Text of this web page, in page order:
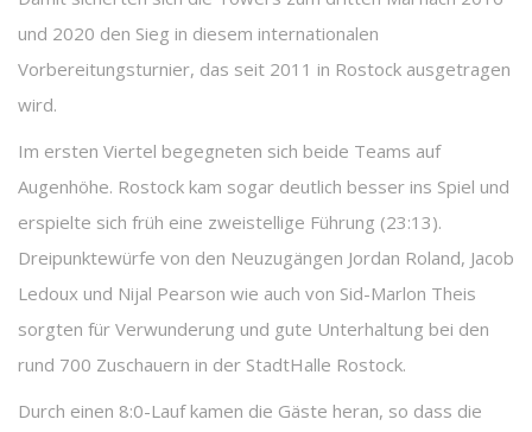
und 2020 den Sieg in diesem internationalen
Vorbereitungsturnier, das seit 2011 in Rostock ausgetragen
wird.
Im ersten Viertel begegneten sich beide Teams auf
Augenhöhe. Rostock kam sogar deutlich besser ins Spiel und
erspielte sich früh eine zweistellige Führung (23:13).
Dreipunktewürfe von den Neuzugängen Jordan Roland, Jacob
Ledoux und Nijal Pearson wie auch von Sid-Marlon Theis
sorgten für Verwunderung und gute Unterhaltung bei den
rund 700 Zuschauern in der StadtHalle Rostock.
Durch einen 8:0-Lauf kamen die Gäste heran, so dass die